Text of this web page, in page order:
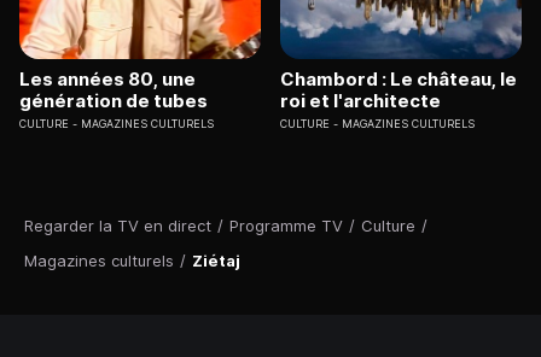
Regarder la TV en direct / Programme TV / Culture /
Magazines culturels / Ziétaj
Les années 80, une
génération de tubes
CULTURE MAGAZINES CULTURELS
Chambord : Le château, le
roi et l'architecte
CULTURE MAGAZINES CULTURELS